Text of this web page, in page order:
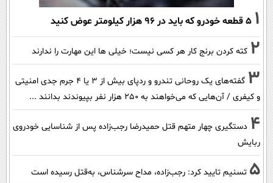
1 ۵ قطعه خودرو که باید در ۹۶ هزار کیلومتر عوض کنید
2 کته کردن برنج کار هر کسی نیست؛ خیلی ها این مهارت را ندارند
3
گفته‌های یک روحانی تندرو و ردپای بیش از ۳ یا ۴ جرم جدی امنیتی
و کیفری / آن‌هایی که می‌خواهند به ۲۵۰ هزار نفر بپیوندند بدانند ...
4 دستگیری چهار متهم قتل حمیدرضا رجب‌زاده پس از شناسایی خودروی
ربایش
5 تسنیم تایید کرد: رجب‌زاده، مداح سرشناس، به‌قتل رسیده است